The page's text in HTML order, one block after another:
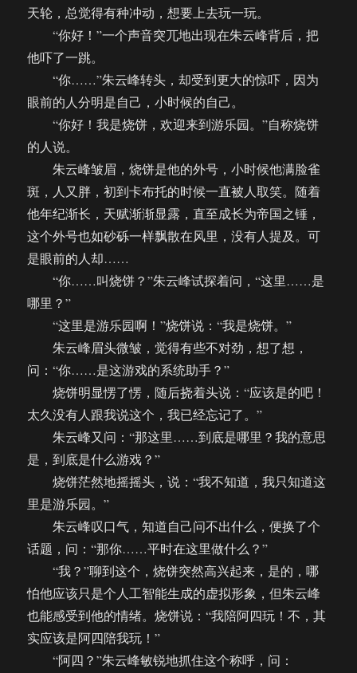
天轮，总觉得有种冲动，想要上去玩一玩。
“你好！”一个声音突兀地出现在朱云峰背后，把
他吓了一跳。
“你……”朱云峰转头，却受到更大的惊吓，因为
眼前的人分明是自己，小时候的自己。
“你好！我是烧饼，欢迎来到游乐园。”自称烧饼
的人说。
朱云峰皱眉，烧饼是他的外号，小时候他满脸雀
斑，人又胖，初到卡布托的时候一直被人取笑。随着
他年纪渐长，天赋渐渐显露，直至成长为帝国之锤，
这个外号也如砂砾一样飘散在风里，没有人提及。可
是眼前的人却……
“你……叫烧饼？”朱云峰试探着问，“这里……是
哪里？”
“这里是游乐园啊！”烧饼说：“我是烧饼。”
朱云峰眉头微皱，觉得有些不对劲，想了想，
问：“你……是这游戏的系统助手？”
烧饼明显愣了愣，随后挠着头说：“应该是的吧！
太久没有人跟我说这个，我已经忘记了。”
朱云峰又问：“那这里……到底是哪里？我的意思
是，到底是什么游戏？”
烧饼茫然地摇摇头，说：“我不知道，我只知道这
里是游乐园。”
朱云峰叹口气，知道自己问不出什么，便换了个
话题，问：“那你……平时在这里做什么？”
“我？”聊到这个，烧饼突然高兴起来，是的，哪
怕他应该只是个人工智能生成的虚拟形象，但朱云峰
也能感受到他的情绪。烧饼说：“我陪阿四玩！不，其
实应该是阿四陪我玩！”
“阿四？”朱云峰敏锐地抓住这个称呼，问：